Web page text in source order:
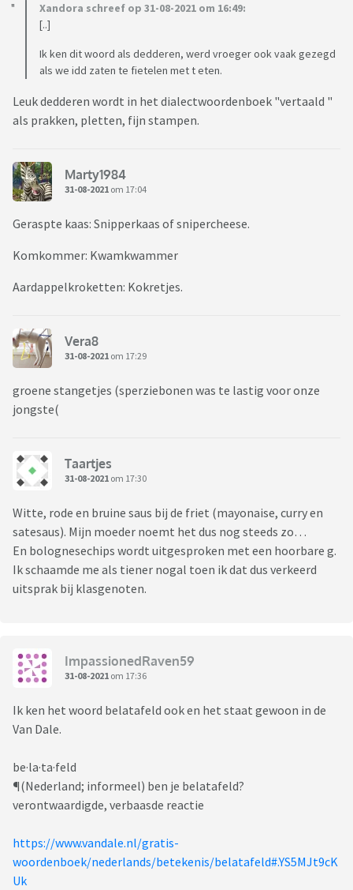
Xandora schreef op 31-08-2021 om 16:49:
[..]
Ik ken dit woord als dedderen, werd vroeger ook vaak gezegd
als we idd zaten te fietelen met t eten.
Leuk dedderen wordt in het dialectwoordenboek "vertaald "
als prakken, pletten, fijn stampen.
Marty1984
31-08-2021 om 17:04
Geraspte kaas: Snipperkaas of snipercheese.
Komkommer: Kwamkwammer
Aardappelkroketten: Kokretjes.
Vera8
31-08-2021 om 17:29
groene stangetjes (sperziebonen was te lastig voor onze
jongste(
Taartjes
31-08-2021 om 17:30
Witte, rode en bruine saus bij de friet (mayonaise, curry en
satesaus). Mijn moeder noemt het dus nog steeds zo…
En bolognesechips wordt uitgesproken met een hoorbare g.
Ik schaamde me als tiener nogal toen ik dat dus verkeerd
uitsprak bij klasgenoten.
ImpassionedRaven59
31-08-2021 om 17:36
Ik ken het woord belatafeld ook en het staat gewoon in de
Van Dale.
be·la·ta·feld
¶(Nederland; informeel) ben je belatafeld?
verontwaardigde, verbaasde reactie
https://www.vandale.nl/gratis-
woordenboek/nederlands/betekenis/belatafeld#.YS5MJt9cK
Uk